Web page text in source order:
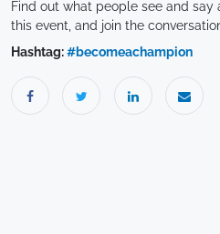
Find out what people see and say
this event, and join the
Hashtag:#becomeachampion